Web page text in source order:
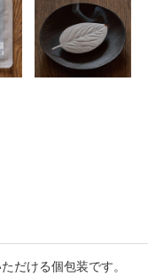
だける個包装です。